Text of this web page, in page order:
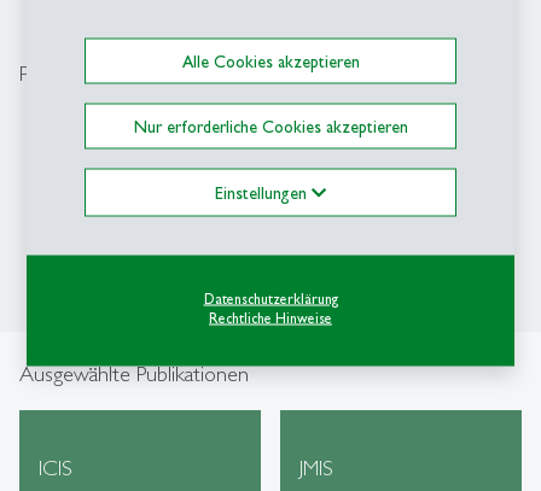
Alle Cookies akzeptieren
Nur erforderliche Cookies akzeptieren
Einstellungen
Datenschutzerklärung
Rechtliche Hinweise
Projekte
Blockchain Cardossier | Department of Informatics
| UZH
Blockchain Consortia Study | Department of
Informatics | UZH
Ausgewählte Publikationen
ICIS JMIS